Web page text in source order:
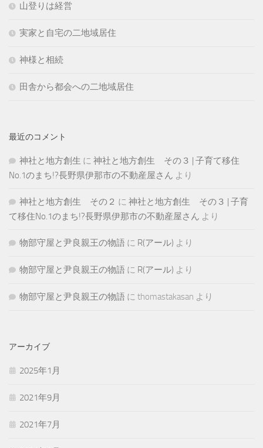
山登りは経営
実家と自宅の二地域居住
神様と相続
田舎から都会への二地域居住
最近のコメント
神社と地方創生 に 神社と地方創生 その３ | 子育て移住
No.1のまち!?長野県伊那市の不動産屋さん より
神社と地方創生 その２ に 神社と地方創生 その３ | 子育
て移住No.1のまち!?長野県伊那市の不動産屋さん より
物部守屋と尹良親王の物語 に R(アール) より
物部守屋と尹良親王の物語 に R(アール) より
物部守屋と尹良親王の物語 に thomastakasan より
アーカイブ
2025年1月
2021年9月
2021年7月